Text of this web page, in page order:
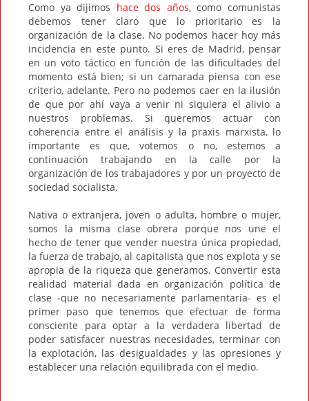
Como ya dijimos hace dos años, como comunistas
debemos tener claro que lo prioritario es la
organización de la clase. No podemos hacer hoy más
incidencia en este punto. Si eres de Madrid, pensar
en un voto táctico en función de las dificultades del
momento está bien; si un camarada piensa con ese
criterio, adelante. Pero no podemos caer en la ilusión
de que por ahí vaya a venir ni siquiera el alivio a
nuestros problemas. Si queremos actuar con
coherencia entre el análisis y la praxis marxista, lo
importante es que, votemos o no, estemos a
continuación trabajando en la calle por la
organización de los trabajadores y por un proyecto de
sociedad socialista.
Nativa o extranjera, joven o adulta, hombre o mujer,
somos la misma clase obrera porque nos une el
hecho de tener que vender nuestra única propiedad,
la fuerza de trabajo, al capitalista que nos explota y se
apropia de la riqueza que generamos. Convertir esta
realidad material dada en organización política de
clase -que no necesariamente parlamentaria- es el
primer paso que tenemos que efectuar de forma
consciente para optar a la verdadera libertad de
poder satisfacer nuestras necesidades, terminar con
la explotación, las desigualdades y las opresiones y
establecer una relación equilibrada con el medio.